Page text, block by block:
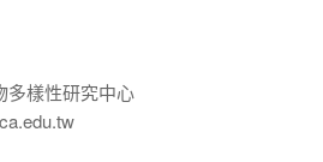
多樣性研究中心